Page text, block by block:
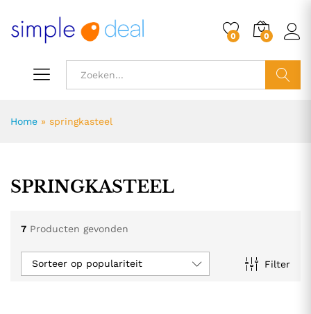
0 0
Home » springkasteel
SPRINGKASTEEL
7 Producten gevonden
Filter
Sorteer op populariteit